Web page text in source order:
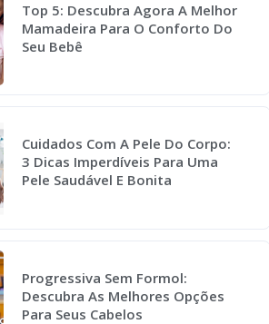
Top 5: Descubra Agora A Melhor
Mamadeira Para O Conforto Do
Seu Bebê
Cuidados Com A Pele Do Corpo:
3 Dicas Imperdíveis Para Uma
Pele Saudável E Bonita
Progressiva Sem Formol:
Descubra As Melhores Opções
Para Seus Cabelos